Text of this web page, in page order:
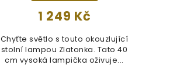
1 249 Kč
Chyťte světlo s touto okouzlující
stolní lampou Zlatonka. Tato 40
cm vysoká lampička oživuje...